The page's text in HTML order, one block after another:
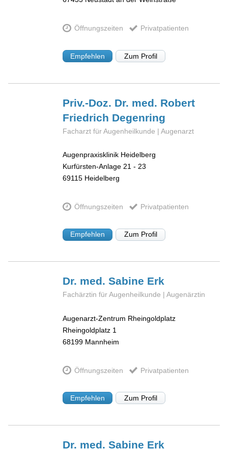
Öffnungszeiten Privatpatienten
Empfehlen Zum Profil
Priv.-Doz. Dr. med. Robert
Friedrich Degenring
Facharzt für Augenheilkunde | Augenarzt
Augenpraxisklinik Heidelberg
Kurfürsten-Anlage 21 - 23
69115 Heidelberg
Öffnungszeiten Privatpatienten
Empfehlen Zum Profil
Dr. med. Sabine Erk
Fachärztin für Augenheilkunde | Augenärztin
Augenarzt-Zentrum Rheingoldplatz
Rheingoldplatz 1
68199 Mannheim
Öffnungszeiten Privatpatienten
Empfehlen Zum Profil
Dr. med. Sabine Erk